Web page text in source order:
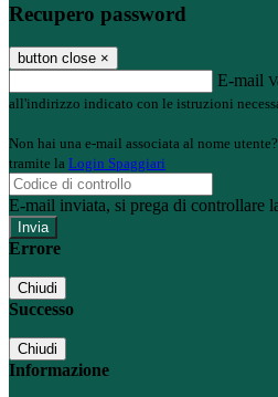
Recupero password
button close ×
E-mail
all'indirizzo indicato con le istruzioni
Non hai una e-mail associata al nome
tramite la Login Spaggiari
E-mail inviata, si prega di controllare
Errore
Chiudi
Successo
Chiudi
Informazione